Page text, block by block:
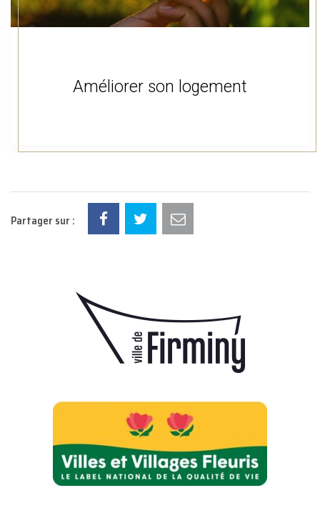
Améliorer son logement
Partager sur :